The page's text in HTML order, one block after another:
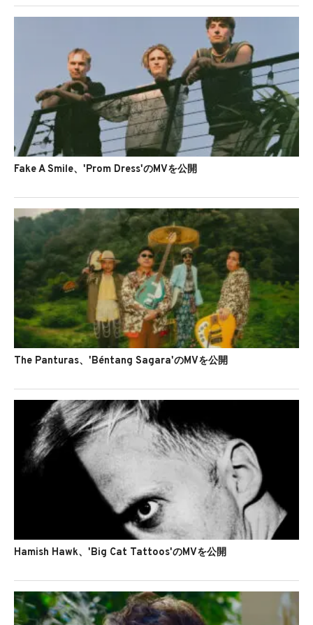
Fake A Smile、'Prom Dress'のMVを公開
The Panturas、'Béntang Sagara'のMVを公開
Hamish Hawk、'Big Cat Tattoos'のMVを公開